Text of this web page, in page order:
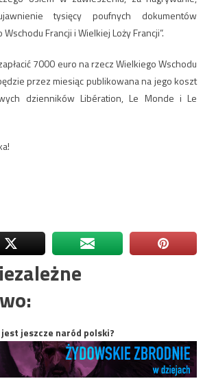
tysięcy poufnych dokumentów
Francji i Wielkiej Loży Francji”.
7000 euro na rzecz Wielkiego Wschodu
przez miesiąc publikowana na jego koszt
dzienników Libération, Le Monde i Le
jest jeszcze naród polski?